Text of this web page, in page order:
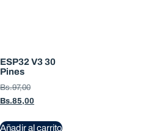
ESP32 V3 30
Pines
Bs.97,00
Bs.85,00
Añadir al carrito